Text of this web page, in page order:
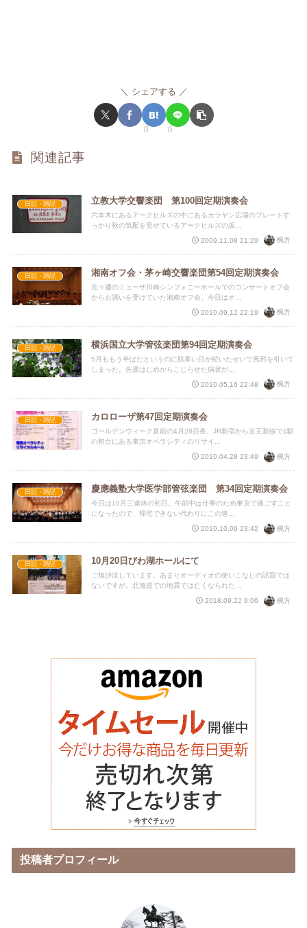
シェアする
0 0
関連記事
日記・雑記 立教大学交響楽団 第100回定期演奏会
六本木にあるアークヒルズの中にあるカラヤン広場のプレートす
っかり秋の気配を見せているアークヒルズの坂...
2009.11.08 21:29
椀方
日記・雑記 湘南オフ会・茅ヶ崎交響楽団第54回定期演奏会
先々週のミューザ川崎シンフォニーホールでのコンサートオフ会
からお誘いを受けていた湘南オフ会。今日はオ...
2010.09.12 22:19
椀方
日記・雑記 横浜国立大学管弦楽団第94回定期演奏会
5月ももう半ばだというのに肌寒い日が続いたせいで風邪を引いて
しまった。先週はじめからこじらせた病状が...
2010.05.16 22:48
椀方
日記・雑記 カロローザ第47回定期演奏会
ゴールデンウィーク直前の4月28日夜。JR新宿から京王新線で1駅
の初台にある東京オペラシティのリサイ...
2010.04.28 23:49
椀方
日記・雑記 慶應義塾大学医学部管弦楽団 第34回定期演奏会
今日は10月三連休の初日。午前中は仕事のため東京で過ごすこと
になったので、帰宅できない代わりにこの連...
2010.10.09 23:42
椀方
日記・雑記 10月20日びわ湖ホールにて
ご無沙汰しています。あまりオーディオの使いこなしの話題では
ないですが。北海道での地震では亡くなられた...
2018.09.22 9:06
椀方
投稿者プロフィール